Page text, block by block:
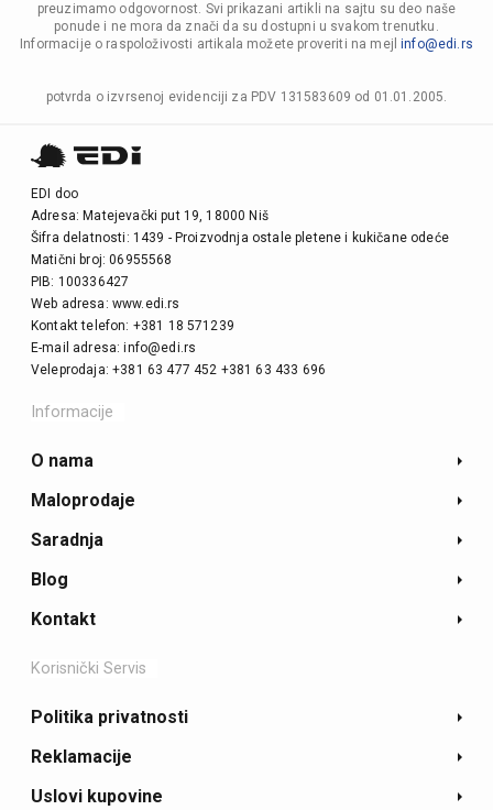
preuzimamo odgovornost. Svi prikazani artikli na sajtu su deo naše
ponude i ne mora da znači da su dostupni u svakom trenutku.
Informacije o raspoloživosti artikala možete proveriti na mejlinfo@edi.rs
potvrda o izvrsenoj evidenciji za PDV 131583609 od 01.01.2005.
EDI doo
Adresa: Matejevački put 19, 18000 Niš
Šifra delatnosti: 1439 - Proizvodnja ostale pletene i kukičane odeće
Matični broj: 06955568
PIB: 100336427
Web adresa: www.edi.rs
Kontakt telefon: +381 18 571239
E-mail adresa: info@edi.rs
Veleprodaja: +381 63 477 452 +381 63 433 696
Informacije
O nama
Maloprodaje
Saradnja
Blog
Kontakt
Korisnički Servis
Politika privatnosti
Reklamacije
Uslovi kupovine